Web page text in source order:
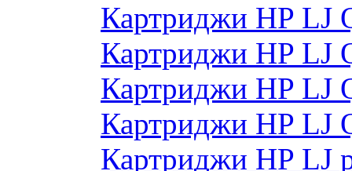
Картриджи HP LJ
Картриджи HP LJ
Картриджи HP LJ
Картриджи HP LJ
Картриджи HP LJ